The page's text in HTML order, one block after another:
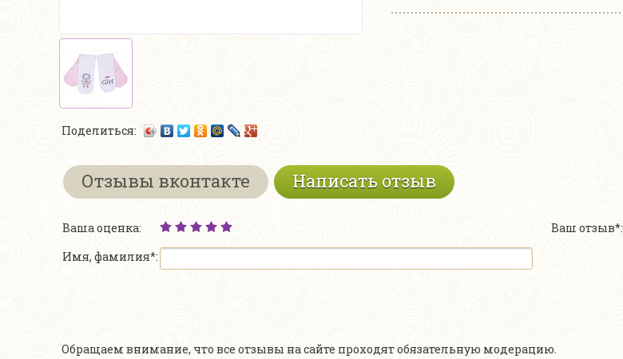
Поделиться:
Отзывы вконтакте Написать отзыв
Ваша оценка:
Имя, фамилия*:
Ваш отзыв*:
Обращаем внимание, что все отзывы на сайте проходят обязательную модерацию.